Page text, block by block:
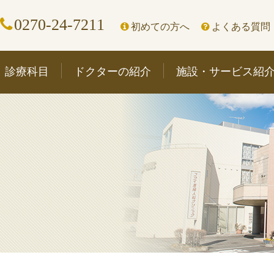
0270-24-7211 初めての方へ よくある質問
診療科目 ドクターの紹介 施設・サービス紹